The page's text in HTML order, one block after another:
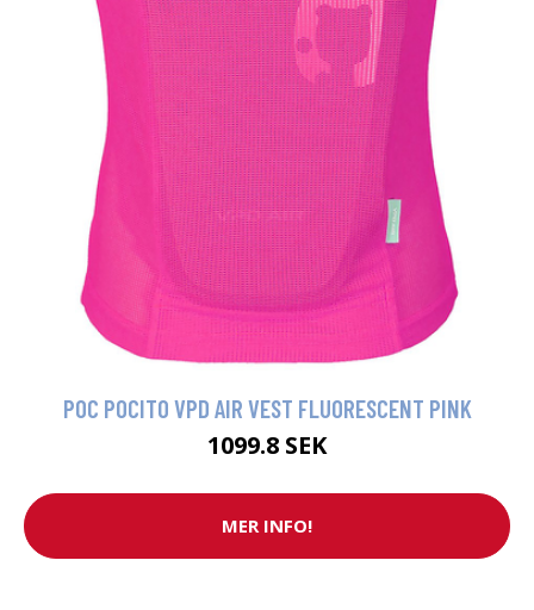
POC POCITO VPD AIR VEST FLUORESCENT PINK
1099.8 SEK
MER INFO!